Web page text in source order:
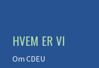
HVEM ER VI
Om CDEU